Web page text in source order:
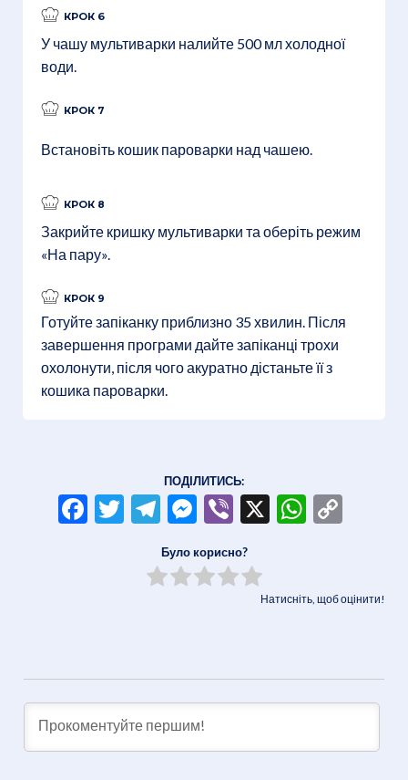
КРОК 6
У чашу мультиварки налийте 500 мл холодної
води.
КРОК 7
Встановіть кошик пароварки над чашею.
КРОК 8
Закрийте кришку мультиварки та оберіть режим
«На пару».
КРОК 9
Готуйте запіканку приблизно 35 хвилин. Після
завершення програми дайте запіканці трохи
охолонути, після чого акуратно дістаньте її з
кошика пароварки.
ПОДІЛИТИСЬ:
Facebook
Twitter
Telegram
Messenger
Viber
X
Було корисно?
Натисніть, щоб оцінити!